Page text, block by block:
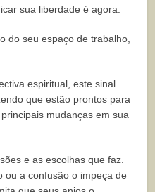
sua liberdade é agora.
do seu espaço de trabalho,
espiritual, este sinal
que estão prontos para
mudanças em sua
e as escolhas que faz.
ou a confusão o impeça de